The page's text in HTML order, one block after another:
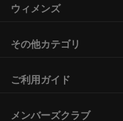
ウィメンズ
その他カテゴリ
ご利用ガイド
メンバーズクラブ